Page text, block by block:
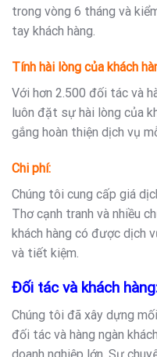
trong vòng 6 tháng và
tay khách hàng.
Tính hài lòng của khách
Với hơn 2.500 đối tác và
luôn đặt sự hài lòng của
gắng hoàn thiện dịch vụ
Chi phí:
Chúng tôi cung cấp giá
Thơ cạnh tranh và nhiều
khách hàng có được dịch
và tiết kiệm.
Đối tác và khách
Chúng tôi đã xây dựng
đối tác và hàng ngàn